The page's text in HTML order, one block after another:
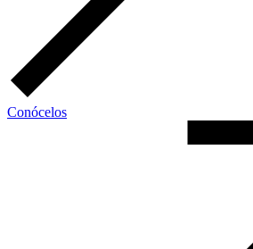
Conócelos